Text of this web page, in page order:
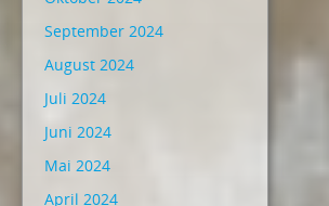
September 2024
August 2024
Juli 2024
Juni 2024
Mai 2024
April 2024